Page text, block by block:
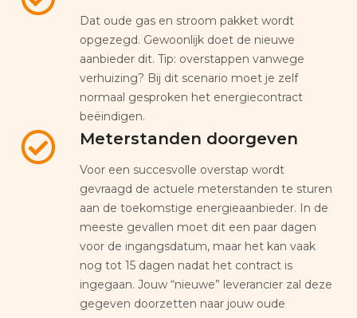
Dat oude gas en stroom pakket wordt
opgezegd. Gewoonlijk doet de nieuwe
aanbieder dit. Tip: overstappen vanwege
verhuizing? Bij dit scenario moet je zelf
normaal gesproken het energiecontract
beëindigen.
Meterstanden doorgeven
Voor een succesvolle overstap wordt
gevraagd de actuele meterstanden te sturen
aan de toekomstige energieaanbieder. In de
meeste gevallen moet dit een paar dagen
voor de ingangsdatum, maar het kan vaak
nog tot 15 dagen nadat het contract is
ingegaan. Jouw “nieuwe” leverancier zal deze
gegeven doorzetten naar jouw oude